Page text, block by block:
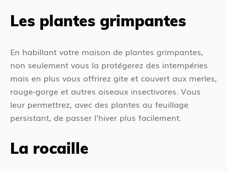
Les plantes grimpantes
En habillant votre maison de plantes grimpantes,
non seulement vous la protégerez des intempéries
mais en plus vous offrirez gite et couvert aux merles,
rouge-gorge et autres oiseaux insectivores. Vous
leur permettrez, avec des plantes au feuillage
persistant, de passer l’hiver plus facilement.
La rocaille